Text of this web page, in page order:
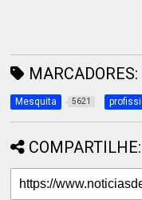
MARCADORES:
Mesquita 5621
COMPARTILHE: